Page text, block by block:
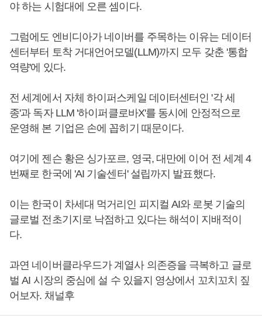
야 하는 시험대에 오른 셈이다.
그럼에도 엔비디아가 네이버를 주목하는 이유는 데이터
센터부터 토착 거대언어모델(LLM)까지 모두 갖춘 '통합
역량'에 있다.
전 세계에서 자체 하이퍼스케일 데이터센터인 '각 세
종'과 독자 LLM '하이퍼클로바X'를 동시에 안정적으로
운영해 본 기업은 손에 꼽히기 때문이다.
여기에 젠슨 황은 싱가포르, 영국, 대만에 이어 전 세계 4
번째로 한국에 'AI 기술센터' 설립까지 발표했다.
이는 한국이 차세대 먹거리인 피지컬 AI와 로봇 기술의
글로벌 전초기지로 낙점하고 있다는 해석이 지배적이
다.
과연 네이버클라우드가 계열사 의존증을 극복하고 글로
벌 AI 시장의 중심에 설 수 있을지 영상에서 꼬치꼬치 짚
어보자. 채널후